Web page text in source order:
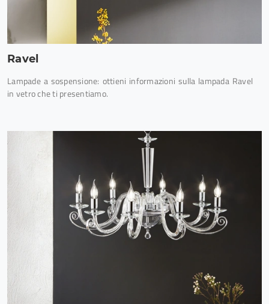
Ravel
Lampade a sospensione: ottieni informazioni sulla lampada Ravel
in vetro che ti presentiamo.